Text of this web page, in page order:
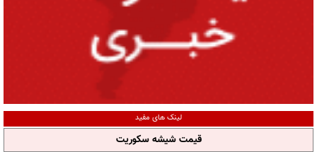
لینک های مفید
قیمت شیشه سکوریت